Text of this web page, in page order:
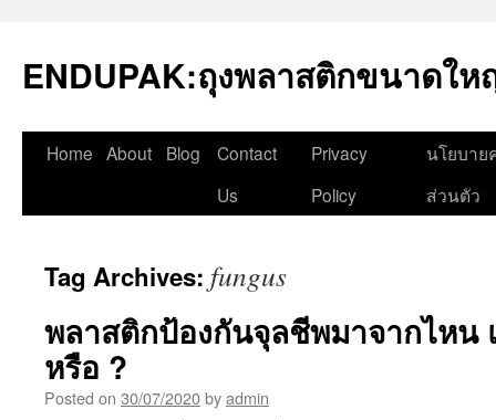
content
ENDUPAK:ถุงพลาสติกขนาดให
Home About Blog
Contact
Us
Privacy
Policy
นโยบาย
ส่วนตัว
Tag Archives: fungus
พลาสติกป้องกันจุลชีพมาจากไหน
หรือ ?
Posted on 30/07/2020byadmin